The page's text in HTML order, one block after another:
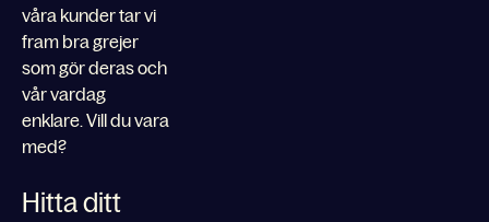
våra kunder tar vi
fram bra grejer
som gör deras och
vår vardag
enklare. Vill du vara
med?
Hitta ditt